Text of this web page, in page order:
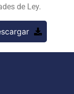
de Ley.